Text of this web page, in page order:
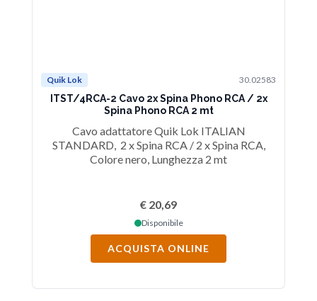
Quik Lok 30.02583
ITST/4RCA-2 Cavo 2x Spina Phono RCA / 2x
Spina Phono RCA 2 mt
Cavo adattatore Quik Lok ITALIAN
STANDARD, 2 x Spina RCA / 2 x Spina RCA,
Colore nero, Lunghezza 2 mt
€ 20,69
Disponibile
ACQUISTA ONLINE